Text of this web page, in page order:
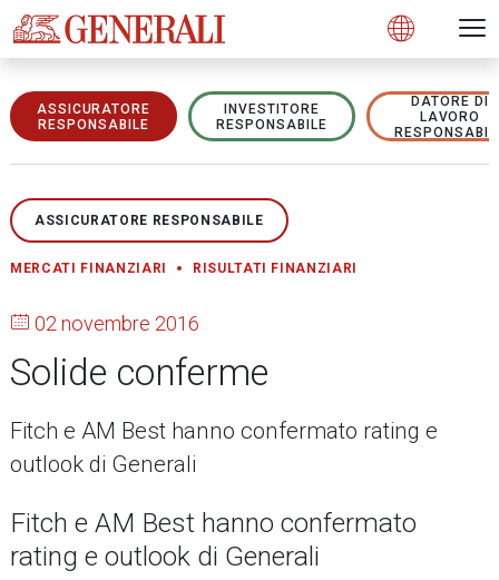
Open
ASSICURATORE
RESPONSABILE
INVESTITORE
RESPONSABILE
DATORE DI
LAVORO
ASSICURATORE RESPONSABILE
MERCATI FINANZIARI RISULTATI FINANZIARI
02 novembre 2016
Solide conferme
Fitch e AM Best hanno confermato rating e
outlook di Generali
Fitch e AM Best hanno confermato
rating e outlook di Generali